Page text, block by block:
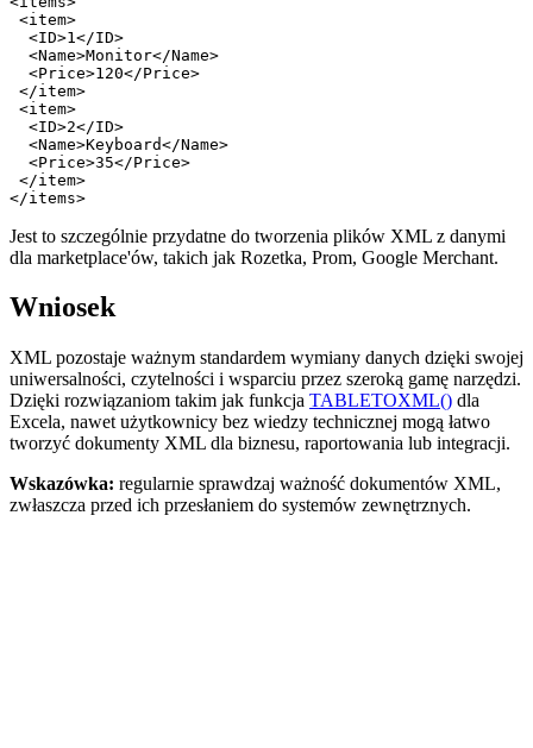
<item>
  <ID>1</ID>
  <Name>Monitor</Name>
  <Price>120</Price>
</item>
<item>
  <ID>2</ID>
  <Name>Keyboard</Name>
  <Price>35</Price>
</item>
</items>
Jest to szczególnie przydatne do tworzenia plików XML z danymi
dla marketplace'ów, takich jak Rozetka, Prom, Google Merchant.
Wniosek
XML pozostaje ważnym standardem wymiany danych dzięki swojej
uniwersalności, czytelności i wsparciu przez szeroką gamę narzędzi.
Dzięki rozwiązaniom takim jak funkcja TABLETOXML() dla
Excela, nawet użytkownicy bez wiedzy technicznej mogą łatwo
tworzyć dokumenty XML dla biznesu, raportowania lub integracji.
Wskazówka: regularnie sprawdzaj ważność dokumentów XML,
zwłaszcza przed ich przesłaniem do systemów zewnętrznych.